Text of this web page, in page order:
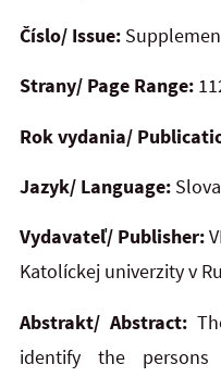
Číslo/ Issue:
Strany/ Page Range:
Rok vydania/
Jazyk/ Language:
Vydavateľ/ Publisher:
Katolíckej univerzity v
Abstrakt/ Abstract:
identify the